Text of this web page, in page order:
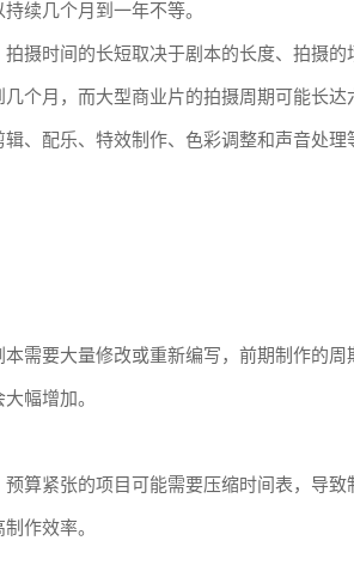
续几个月到一年不等。
摄时间的长短取决于剧本的长度、拍摄的
个月，而大型商业片的拍摄周期可能长达
、配乐、特效制作、色彩调整和声音处理
需要大量修改或重新编写，前期制作的周
幅增加。
算紧张的项目可能需要压缩时间表，导致
作效率。